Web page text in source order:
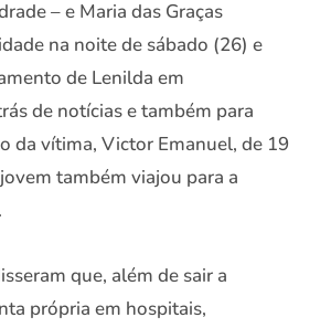
– e Maria das Graças
na noite de sábado (26) e
de Lenilda em
de notícias e também para
da vítima, Victor Emanuel, de 19
também viajou para a
que, além de sair a
própria em hospitais,